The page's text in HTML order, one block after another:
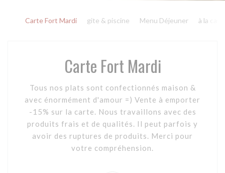
Carte Fort Mardi gite & piscine Menu Déjeuner à la
Carte Fort Mardi
Tous nos plats sont confectionnés maison &
avec énormément d'amour =) Vente à emporter
-15% sur la carte. Nous travaillons avec des
produits frais et de qualités. Il peut parfois y
avoir des ruptures de produits. Merci pour
votre compréhension.